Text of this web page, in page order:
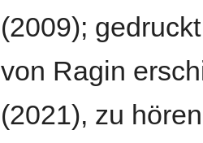
(2009);
von Ragin
(2021), zu